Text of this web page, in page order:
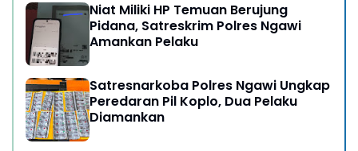
Niat Miliki HP Temuan Berujung
Pidana, Satreskrim Polres Ngawi
Amankan Pelaku
Satresnarkoba Polres Ngawi Ungkap
Peredaran Pil Koplo, Dua Pelaku
Diamankan